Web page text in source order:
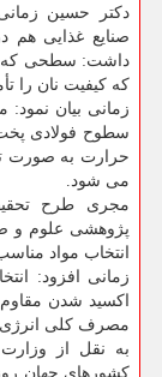
دکتر حسین
صنایع غذایی هم
داشت: سطحی که
که کیفیت نان را
زمانی بیان نمود:
سطوح فولادی
حرارت به صورت
می شود.
مجری طرح
پژوهشی علوم و
انتخاب مواد
زمانی افزود:
اکسید شدن
مصرف کلی انرژی
به نقل از
کشورهای جهان